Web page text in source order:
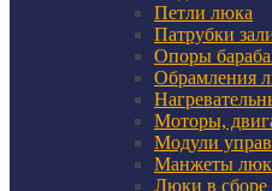
Петли люка
Патрубки
Опоры
Обрамления
Моторы,
Модули
Манжеты
Люки в сборе